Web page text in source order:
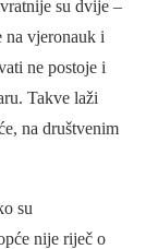
su dvije –
na vjeronauk i
ne postoje i
Takve laži
na društvenim
su
nije riječ o